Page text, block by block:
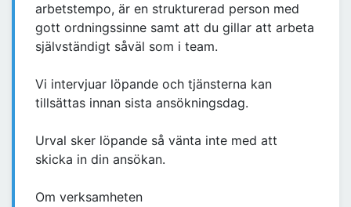
arbetstempo, är en strukturerad person med
gott ordningssinne samt att du gillar att arbeta
självständigt såväl som i team.
Vi intervjuar löpande och tjänsterna kan
tillsättas innan sista ansökningsdag.
Urval sker löpande så vänta inte med att
skicka in din ansökan.
Om verksamheten